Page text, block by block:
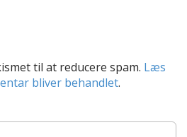
til at reducere spam. Læs
bliver behandlet.